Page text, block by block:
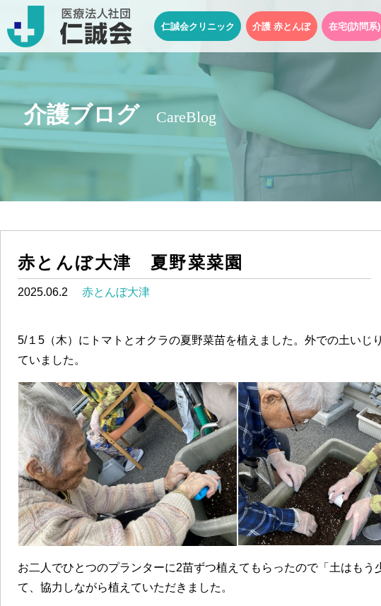
仁誠会クリニック 介護 赤とんぼ 在宅(訪問系)
介護ブログ CareBlog
赤とんぼ大津 夏野菜菜園
2025.06.2 赤とんぼ大津
5/１5（木）にトマトとオクラの夏野菜苗を植えました。外での土い
ていました。
お二人でひとつのプランターに2苗ずつ植えてもらったので「土はも
て、協力しながら植えていただきました。